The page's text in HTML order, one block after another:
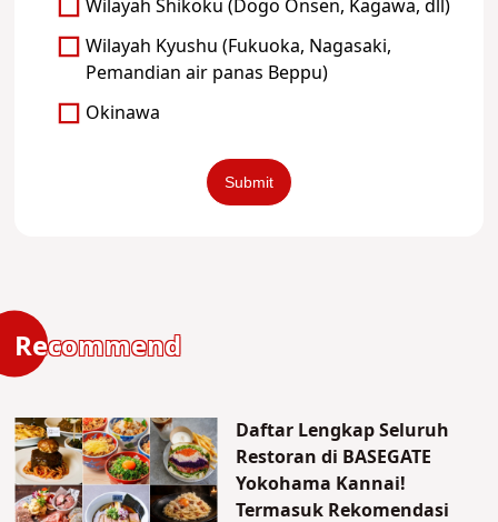
Wilayah Shikoku (Dogo Onsen, Kagawa, dll)
Wilayah Kyushu (Fukuoka, Nagasaki,
Pemandian air panas Beppu)
Okinawa
Recommend
Daftar Lengkap Seluruh
Restoran di BASEGATE
Yokohama Kannai!
Termasuk Rekomendasi